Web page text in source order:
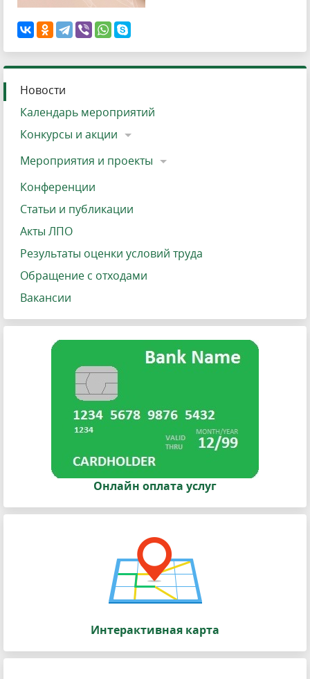
Новости
Календарь мероприятий
Конкурсы и акции
Мероприятия и проекты
Конференции
Статьи и публикации
Акты ЛПО
Результаты оценки условий труда
Обращение с отходами
Вакансии
Онлайн оплата услуг
Интерактивная карта